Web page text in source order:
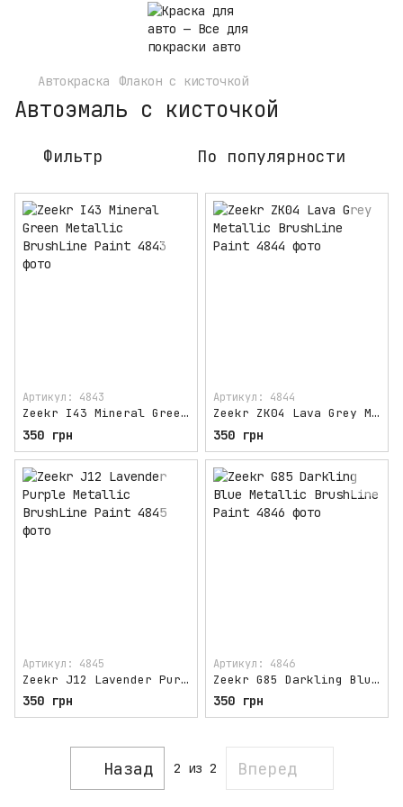
Автокраска Флакон с кисточкой
Автоэмаль с кисточкой
Фильтр По популярности
Артикул: 4843
Zeekr I43 Mineral Green Metallic BrushLine Paint
350 грн
Артикул: 4844
Zeekr ZK04 Lava Grey Metallic BrushLine Paint
350 грн
Артикул: 4845
Zeekr J12 Lavender Purple Metallic BrushLine Paint
350 грн
Артикул: 4846
Zeekr G85 Darkling Blue Metallic BrushLine Paint
350 грн
Назад 2 из 2 Вперед